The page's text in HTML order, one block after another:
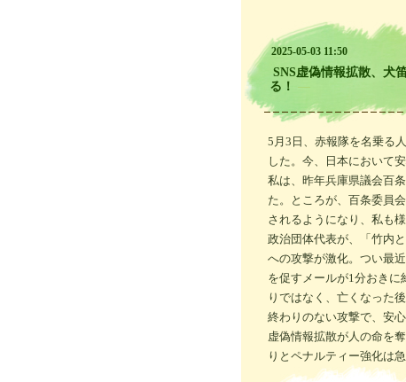
SNS虚偽情報拡散、犬
る！ ―
2025-05-03 11:50
5月3日、赤報隊を名乗る
した。今、日本において
私は、昨年兵庫県議会百
た。ところが、百条委員
されるようになり、私も
政治団体代表が、「竹内
への攻撃が激化。つい最
を促すメールが1分おきに
りではなく、亡くなった後
終わりのない攻撃で、安
虚偽情報拡散が人の命を
りとペナルティー強化は